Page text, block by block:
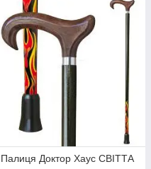
Палиця Доктор Хаус СВІТТА